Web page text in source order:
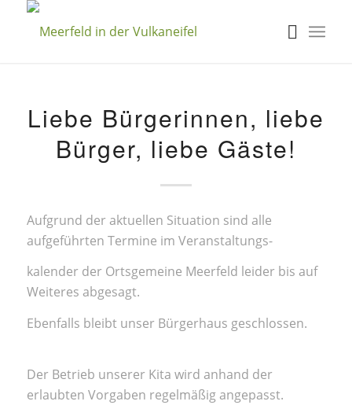
Liebe Bürgerinnen, liebe
Bürger, liebe Gäste!
Aufgrund der aktuellen Situation sind alle
aufgeführten Termine im Veranstaltungs-
kalender der Ortsgemeine Meerfeld leider bis auf
Weiteres abgesagt.
Ebenfalls bleibt unser Bürgerhaus geschlossen.
Der Betrieb unserer Kita wird anhand der
erlaubten Vorgaben regelmäßig angepasst.